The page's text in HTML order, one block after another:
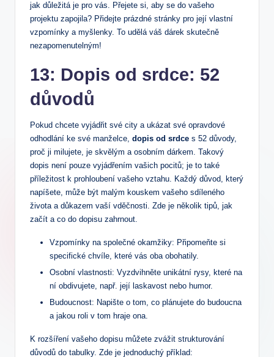
jak důležitá⁣ je ⁢pro ‌vás. Přejete si, ⁣aby se do vašeho
projektu zapojila? ‌Přidejte prázdné stránky pro její vlastní
vzpomínky a ⁤myšlenky. To⁢ udělá váš dárek skutečně
nezapomenutelným!
13:⁣ Dopis‌ od srdce: 52⁢
důvodů
Pokud chcete vyjádřit své⁤ city a​ ukázat své opravdové
odhodlání ke své manželce, dopis od ⁣srdce s 52 důvody,
proč ji milujete,⁤ je skvělým a osobním dárkem. ​Takový
dopis není pouze vyjádřením vašich pocitů; je to ​také
příležitost k prohloubení vašeho vztahu. Každý důvod, který
napíšete, může ⁤být malým kouskem vašeho sdíleného
života a důkazem vaší vděčnosti. Zde je několik tipů, ‌jak
⁤začít a co do dopisu zahrnout.
Vzpomínky na společné okamžiky:‌ Připomeňte si
specifické chvíle,⁤ které ⁣vás oba obohatily.
Osobní vlastnosti: Vyzdvihněte unikátní rysy, které na
ní obdivujete, např. její laskavost ​nebo humor.
Budoucnost: Napište o ‌tom, ‌co plánujete do budoucna
a jakou roli v tom hraje ⁤ona.
K ‍rozšíření vašeho⁣ dopisu můžete zvážit strukturování
důvodů​ do ‍tabulky. Zde je jednoduchý příklad: